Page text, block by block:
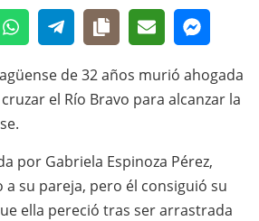
de 32 años murió ahogada
el Río Bravo para alcanzar la
por Gabriela Espinoza Pérez,
su pareja, pero él consiguió su
ella pereció tras ser arrastrada